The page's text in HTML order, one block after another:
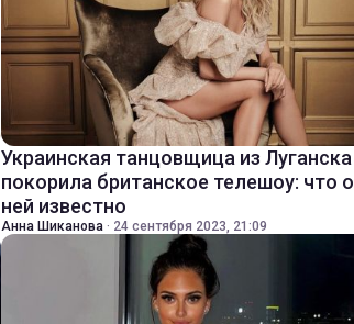
Украинская танцовщица из Луганска
покорила британское телешоу: что о
ней известно
Анна Шиканова · 24 сентября 2023, 21:09